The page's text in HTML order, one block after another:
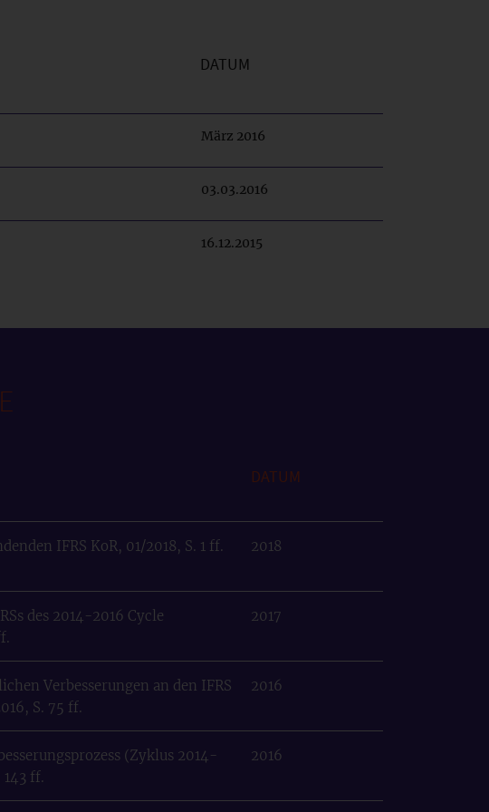
DATUM
März 2016
03.03.2016
16.12.2015
DATUM
IFRS KoR, 01/2018, S. 1 ff. 2018
des 2014-2016 Cycle
2017
Verbesserungen an den IFRS
S. 75 ff.
2016
(Zyklus 2014-
ff.
2016